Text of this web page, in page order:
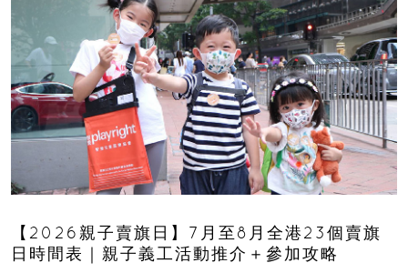
【2026親子賣旗日】7月至8月全港23個賣旗
日時間表｜親子義工活動推介＋參加攻略